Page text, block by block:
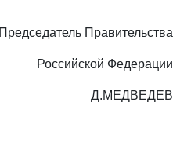
Председатель Правительства
Российской Федерации
Д.МЕДВЕДЕВ